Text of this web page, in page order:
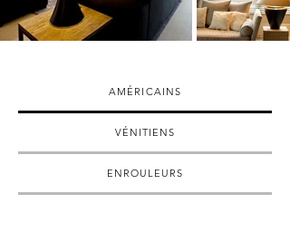
AMÉRICAINS
VÉNITIENS
ENROULEURS